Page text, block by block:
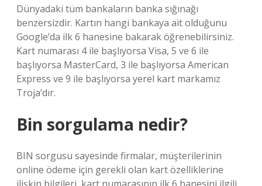
Dünyadaki tüm bankaların banka sığınağı
benzersizdir. Kartın hangi bankaya ait olduğunu
Google’da ilk 6 hanesine bakarak öğrenebilirsiniz.
Kart numarası 4 ile başlıyorsa Visa, 5 ve 6 ile
başlıyorsa MasterCard, 3 ile başlıyorsa American
Express ve 9 ile başlıyorsa yerel kart markamız
Troja’dır.
Bin sorgulama nedir?
BIN sorgusu sayesinde firmalar, müşterilerinin
online ödeme için gerekli olan kart özelliklerine